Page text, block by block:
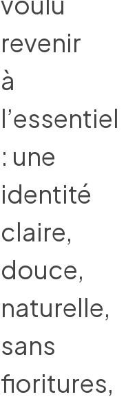
revenir
à
l’essentiel
: une
identité
claire,
douce,
naturelle,
sans
fioritures,